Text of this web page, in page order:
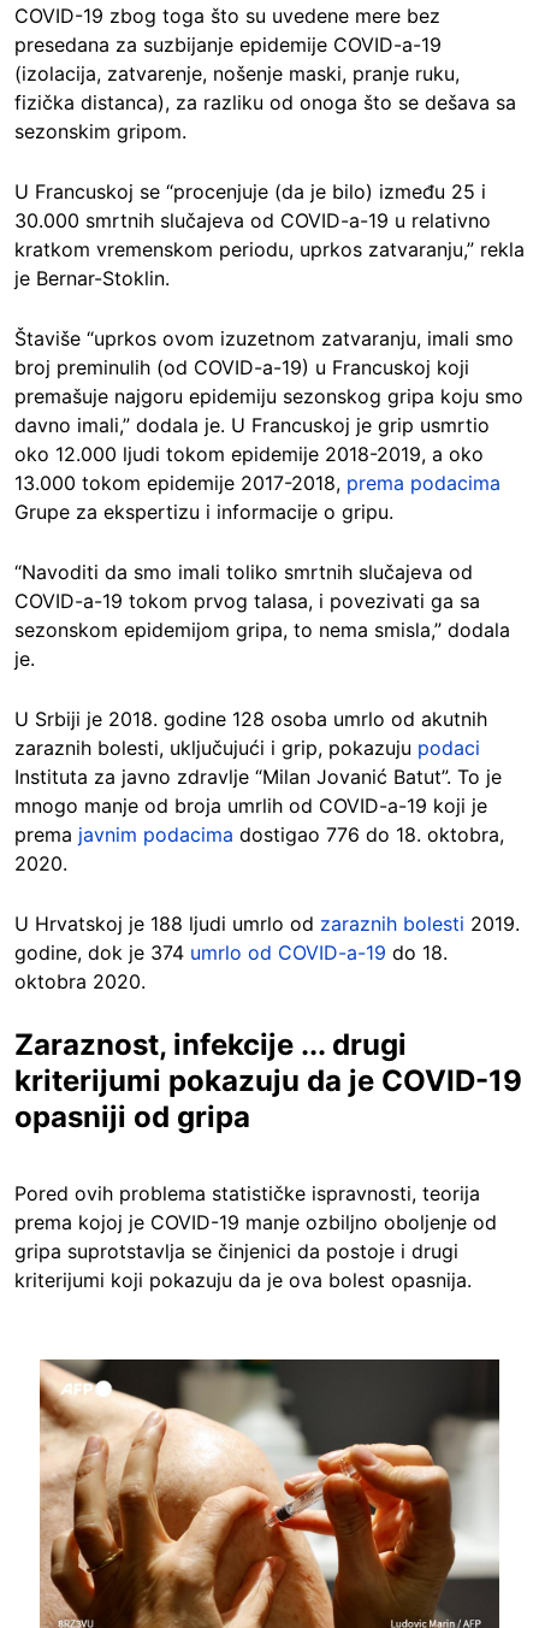
COVID-19 zbog toga što su uvedene mere bez
presedana za suzbijanje epidemije COVID-a-19
(izolacija, zatvarenje, nošenje maski, pranje ruku,
fizička distanca), za razliku od onoga što se dešava sa
sezonskim gripom.
U Francuskoj se “procenjuje (da je bilo) između 25 i
30.000 smrtnih slučajeva od COVID-a-19 u relativno
kratkom vremenskom periodu, uprkos zatvaranju,” rekla
je Bernar-Stoklin.
Štaviše “uprkos ovom izuzetnom zatvaranju, imali smo
broj preminulih (od COVID-a-19) u Francuskoj koji
premašuje najgoru epidemiju sezonskog gripa koju smo
davno imali,” dodala je. U Francuskoj je grip usmrtio
oko 12.000 ljudi tokom epidemije 2018-2019, a oko
13.000 tokom epidemije 2017-2018, prema podacima
Grupe za ekspertizu i informacije o gripu.
“Navoditi da smo imali toliko smrtnih slučajeva od
COVID-a-19 tokom prvog talasa, i povezivati ga sa
sezonskom epidemijom gripa, to nema smisla,” dodala
je.
U Srbiji je 2018. godine 128 osoba umrlo od akutnih
zaraznih bolesti, uključujući i grip, pokazuju podaci
Instituta za javno zdravlje “Milan Jovanić Batut”. To je
mnogo manje od broja umrlih od COVID-a-19 koji je
prema javnim podacima dostigao 776 do 18. oktobra,
2020.
U Hrvatskoj je 188 ljudi umrlo od zaraznih bolesti 2019.
godine, dok je 374 umrlo od COVID-a-19 do 18.
oktobra 2020.
Zaraznost, infekcije ... drugi
kriterijumi pokazuju da je COVID-19
opasniji od gripa
Pored ovih problema statističke ispravnosti, teorija
prema kojoj je COVID-19 manje ozbiljno oboljenje od
gripa suprotstavlja se činjenici da postoje i drugi
kriterijumi koji pokazuju da je ova bolest opasnija.
Image